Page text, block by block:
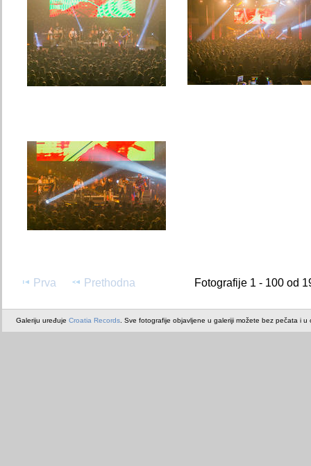
Prva Prethodna Fotografije 1 - 100 od
Galeriju uređuje Croatia Records . Sve fotografije objavljene u galeriji možete bez pečata i